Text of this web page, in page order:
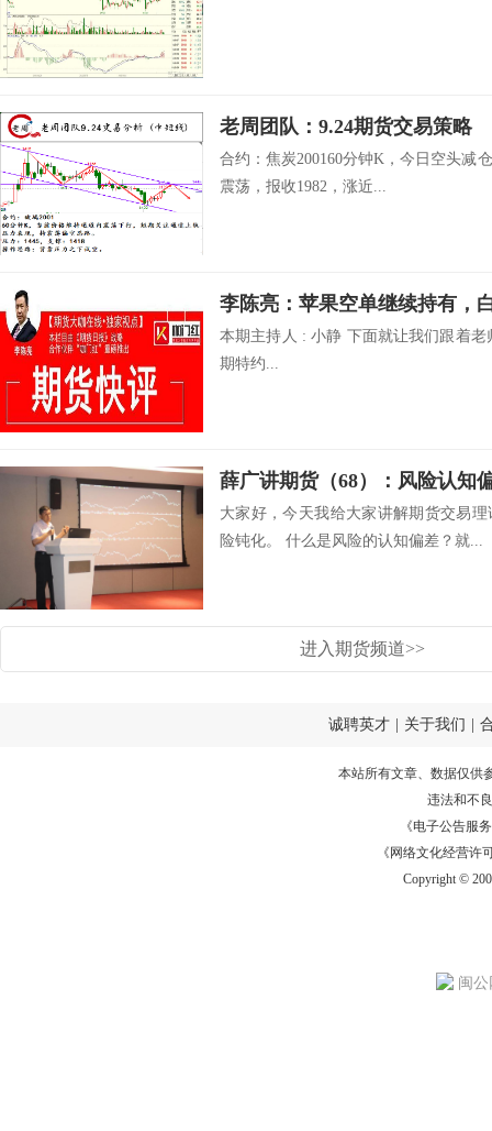
老周团队：9.24期货交易策略
合约：焦炭200160分钟K，今日空头减
震荡，报收1982，涨近...
李陈亮：苹果空单继续持有，
本期主持人 : 小静 下面就让我们跟着
期特约...
薛广讲期货（68）：风险认知
大家好，今天我给大家讲解期货交易
险钝化。 什么是风险的认知偏差？就...
进入期货频道>>
诚聘英才 关于我们
本站所有文章、数据仅供
违法和不
《电子公告服务
《网络文化经营许
Copyright ©
闽公